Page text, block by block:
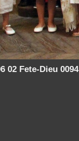
02 Fete-Dieu 0094